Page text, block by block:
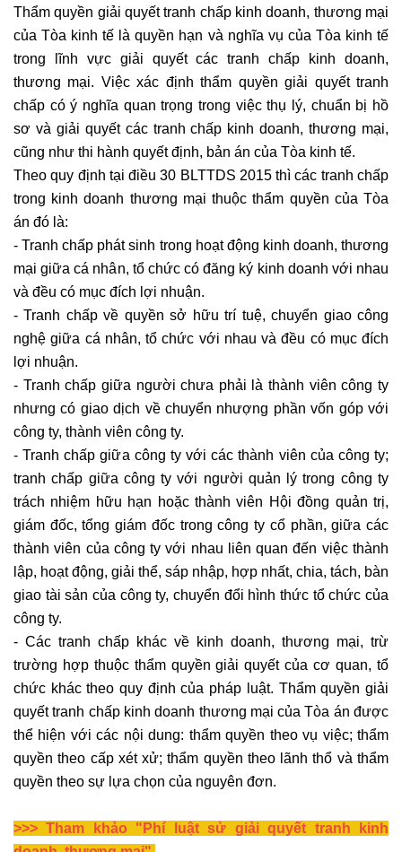
Thẩm quyền giải quyết tranh chấp kinh doanh, thương mại
của Tòa kinh tế là quyền hạn và nghĩa vụ của Tòa kinh tế
trong lĩnh vực giải quyết các tranh chấp kinh doanh,
thương mại. Việc xác định thẩm quyền giải quyết tranh
chấp có ý nghĩa quan trọng trong việc thụ lý, chuẩn bị hồ
sơ và giải quyết các tranh chấp kinh doanh, thương mại,
cũng như thi hành quyết định, bản án của Tòa kinh tế.
Theo quy định tại điều 30 BLTTDS 2015 thì các tranh chấp
trong kinh doanh thương mại thuộc thẩm quyền của Tòa
án đó là:
- Tranh chấp phát sinh trong hoạt động kinh doanh, thương
mại giữa cá nhân, tổ chức có đăng ký kinh doanh với nhau
và đều có mục đích lợi nhuận.
- Tranh chấp về quyền sở hữu trí tuệ, chuyển giao công
nghệ giữa cá nhân, tổ chức với nhau và đều có mục đích
lợi nhuận.
- Tranh chấp giữa người chưa phải là thành viên công ty
nhưng có giao dịch về chuyển nhượng phần vốn góp với
công ty, thành viên công ty.
- Tranh chấp giữa công ty với các thành viên của công ty;
tranh chấp giữa công ty với người quản lý trong công ty
trách nhiệm hữu hạn hoặc thành viên Hội đồng quản trị,
giám đốc, tổng giám đốc trong công ty cổ phần, giữa các
thành viên của công ty với nhau liên quan đến việc thành
lập, hoạt động, giải thể, sáp nhập, hợp nhất, chia, tách, bàn
giao tài sản của công ty, chuyển đổi hình thức tổ chức của
công ty.
- Các tranh chấp khác về kinh doanh, thương mại, trừ
trường hợp thuộc thẩm quyền giải quyết của cơ quan, tổ
chức khác theo quy định của pháp luật. Thẩm quyền giải
quyết tranh chấp kinh doanh thương mại của Tòa án được
thể hiện với các nội dung: thẩm quyền theo vụ việc; thẩm
quyền theo cấp xét xử; thẩm quyền theo lãnh thổ và thẩm
quyền theo sự lựa chọn của nguyên đơn.
>>> Tham khảo "Phí luật sử giải quyết tranh kinh